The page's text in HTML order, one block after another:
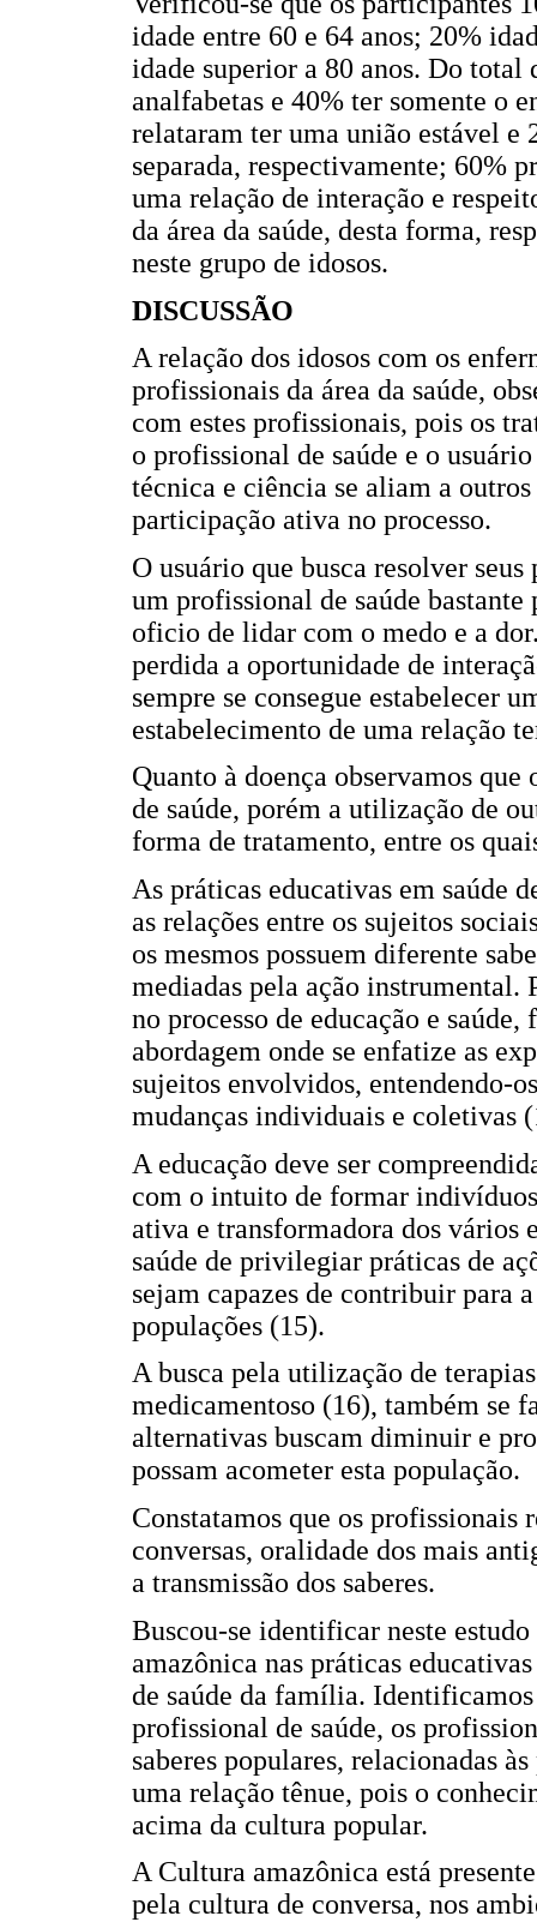
idade entre 60 e 64 anos; 20%
idade superior a 80 anos. Do total
analfabetas e 40% ter somente o
relataram ter uma união estável e
separada, respectivamente; 60%
uma relação de interação e
da área da saúde, desta forma,
neste grupo de idosos.
DISCUSSÃO
A relação dos idosos com os
profissionais da área da saúde,
com estes profissionais, pois os
o profissional de saúde e o
técnica e ciência se aliam a outros
participação ativa no processo.
O usuário que busca resolver
um profissional de saúde bastante
oficio de lidar com o medo e a
perdida a oportunidade de
sempre se consegue estabelecer
estabelecimento de uma relação
Quanto à doença observamos
de saúde, porém a utilização de
forma de tratamento, entre os
As práticas educativas em saúde
as relações entre os sujeitos
os mesmos possuem diferente
mediadas pela ação instrumental.
no processo de educação e
abordagem onde se enfatize as
sujeitos envolvidos, entendendo-
mudanças individuais e coletivas
A educação deve ser
com o intuito de formar
ativa e transformadora dos vários
saúde de privilegiar práticas de
sejam capazes de contribuir para
populações (15).
A busca pela utilização de
medicamentoso (16), também se
alternativas buscam diminuir e
possam acometer esta população.
Constatamos que os profissionais
conversas, oralidade dos mais
a transmissão dos saberes.
Buscou-se identificar neste
amazônica nas práticas
de saúde da família.
profissional de saúde, os
saberes populares, relacionadas
uma relação tênue, pois o
acima da cultura popular.
A Cultura amazônica está
pela cultura de conversa, nos